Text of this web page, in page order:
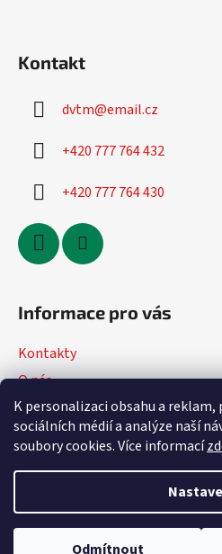
K personalizaci obsahu a
sociálních médií a analýze naší
soubory cookies. Více informací
Odmítnout
Kontakt
dvtm@email.cz
+420 777 764 432
+420 777 764 430
Informace pro vás
Kontakty
O nás
Jak nakupovat
Obchodní podmínky
Vytvořil